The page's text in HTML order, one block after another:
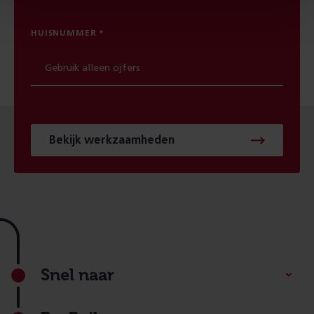
HUISNUMMER
Bekijk werkzaamheden
Footer
Snel naar